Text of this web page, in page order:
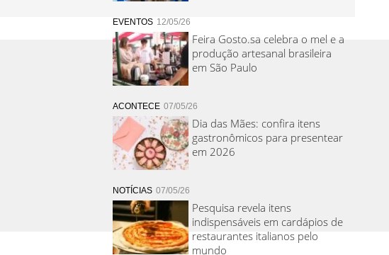
EVENTOS 12/05/26
Feira Gosto.sa celebra o mel e a
produção artesanal brasileira
em São Paulo
ACONTECE 07/05/26
Dia das Mães: confira itens
gastronômicos para presentear
em 2026
NOTÍCIAS 07/05/26
Pesquisa revela itens
indispensáveis em cardápios de
restaurantes italianos pelo
mundo